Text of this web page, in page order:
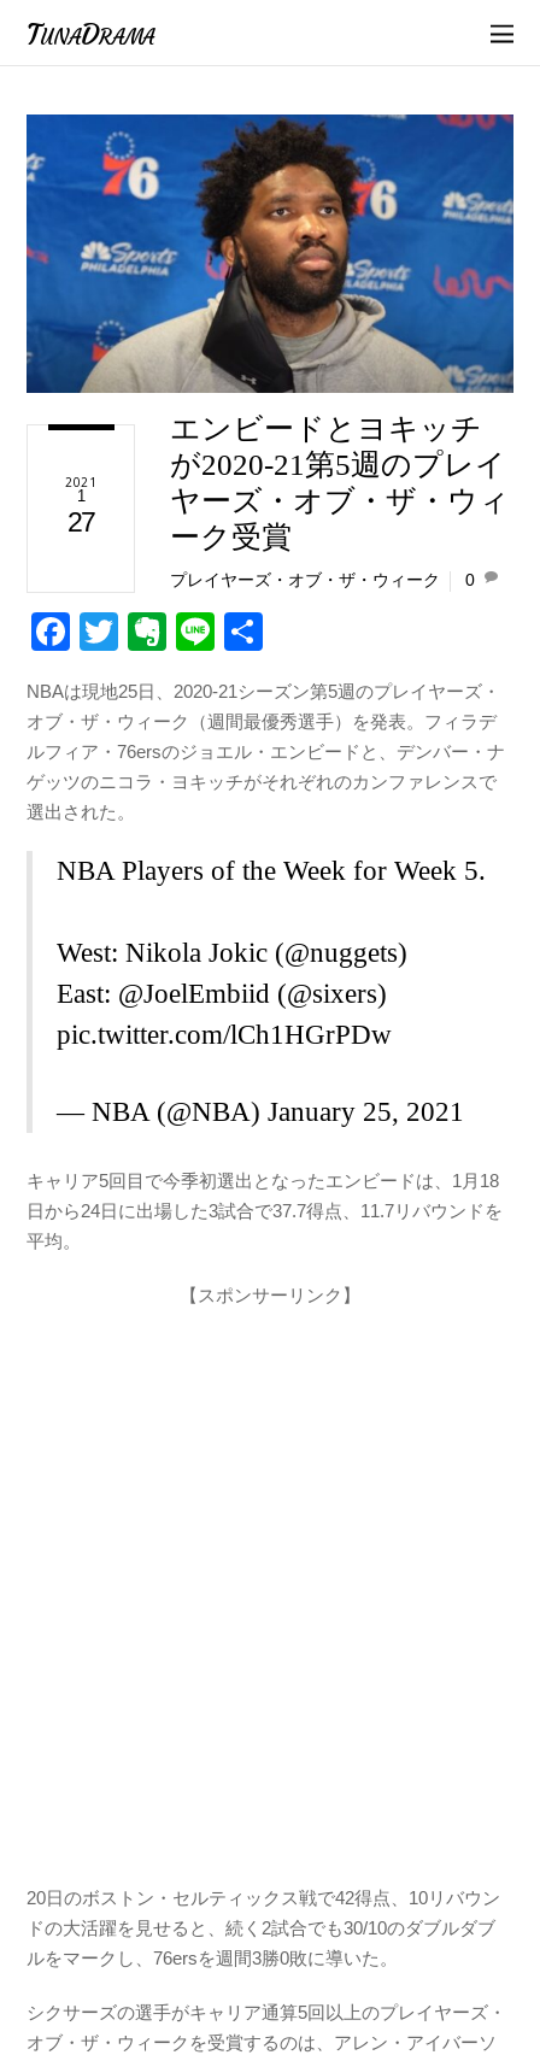
TunaDrama
2021
1
27
エンビードとヨキッチ
が2020-21第5週のプレイ
ヤーズ・オブ・ザ・ウィ
ーク受賞
プレイヤーズ・オブ・ザ・ウィーク 0
F
c
e
b
o
o
T
tt
er
E
er
n
ot
Li
e
NBAは現地25日、2020-21シーズン第5週のプレイヤーズ・
オブ・ザ・ウィーク（週間最優秀選手）を発表。フィラデ
ルフィア・76ersのジョエル・エンビードと、デンバー・ナ
ゲッツのニコラ・ヨキッチがそれぞれのカンファレンスで
選出された。
NBA Players of the Week for Week 5.
West: Nikola Jokic (@nuggets)
East: @JoelEmbiid (@sixers)
pic.twitter.com/lCh1HGrPDw
— NBA (@NBA) January 25, 2021
キャリア5回目で今季初選出となったエンビードは、1月18
日から24日に出場した3試合で37.7得点、11.7リバウンドを
平均。
【スポンサーリンク】
20日のボストン・セルティックス戦で42得点、10リバウン
ドの大活躍を見せると、続く2試合でも30/10のダブルダブ
ルをマークし、76ersを週間3勝0敗に導いた。
シクサーズの選手がキャリア通算5回以上のプレイヤーズ・
オブ・ザ・ウィークを受賞するのは、アレン・アイバーソ